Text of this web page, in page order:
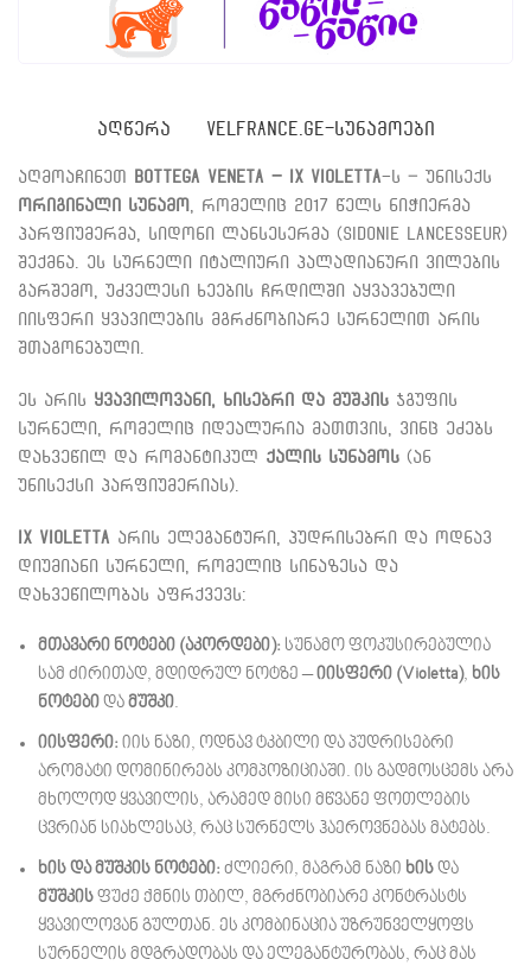
ᲐᲦᲬᲔᲠᲐ VELFRANCE.GE-ᲡᲣᲜᲐᲛᲝᲔᲑᲘ
აღმოაჩინეთ Bottega Veneta – IX Violetta-ს – უნისექს
ორიგინალი სუნამო
, რომელიც 2017 წელს ნიჭიერმა
პარფიუმერმა, სიდონი ლანსესერმა (Sidonie Lancesseur)
შექმნა. ეს სურნელი იტალიური პალადიანური ვილების
გარშემო, უძველესი ხეების ჩრდილში აყვავებული
იისფერი ყვავილების მგრძნობიარე სურნელით არის
შთაგონებული.
ეს არის ყვავილოვანი, ხისებრი და მუშკის ჯგუფის
სურნელი, რომელიც იდეალურია მათთვის, ვინც ეძებს
დახვეწილ და რომანტიკულ ქალის სუნამოს (ან
უნისექსი პარფიუმერიას).
IX Violetta არის ელეგანტური, პუდრისებრი და ოდნავ
დიუმიანი სურნელი, რომელიც სინაზესა და
დახვეწილობას აფრქვევს:
მთავარი ნოტები (აკორდები): სუნამო ფოკუსირებულია
სამ ძირითად, მდიდრულ ნოტზე –იისფერი (Violetta), ხის
ნოტები და მუშკი.
იისფერი: იის ნაზი, ოდნავ ტკბილი და პუდრისებრი
არომატი დომინირებს კომპოზიციაში. ის გადმოსცემს არა
მხოლოდ ყვავილის, არამედ მისი მწვანე ფოთლების
ცვრიან სიახლესაც, რაც სურნელს ჰაეროვნებას მატებს.
ხის და მუშკის ნოტები: ძლიერი, მაგრამ ნაზი ხის და
მუშკის ფუძე ქმნის თბილ, მგრძნობიარე კონტრასტს
ყვავილოვან გულთან. ეს კომბინაცია უზრუნველყოფს
სურნელის მდგრადობას და ელეგანტურობას, რაც მას